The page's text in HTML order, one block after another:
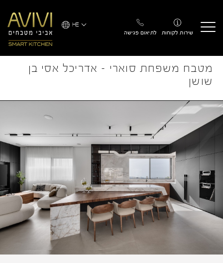
content
HE
שירות לקוחות
לתיאום פגישה
מטבח משפחת סוארי – אדריכל אסי בן
שושן